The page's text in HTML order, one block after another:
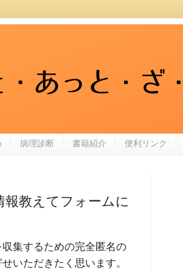
病理診断 書籍紹介 便利リンク
報教えてフォームに
集するための完全匿名の
いただきたく思います。